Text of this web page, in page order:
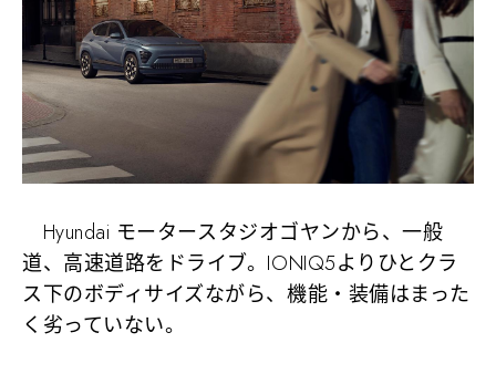
Hyundai モータースタジオゴヤンから、一般
道、高速道路をドライブ。IONIQ5よりひとクラ
ス下のボディサイズながら、機能・装備はまった
く劣っていない。